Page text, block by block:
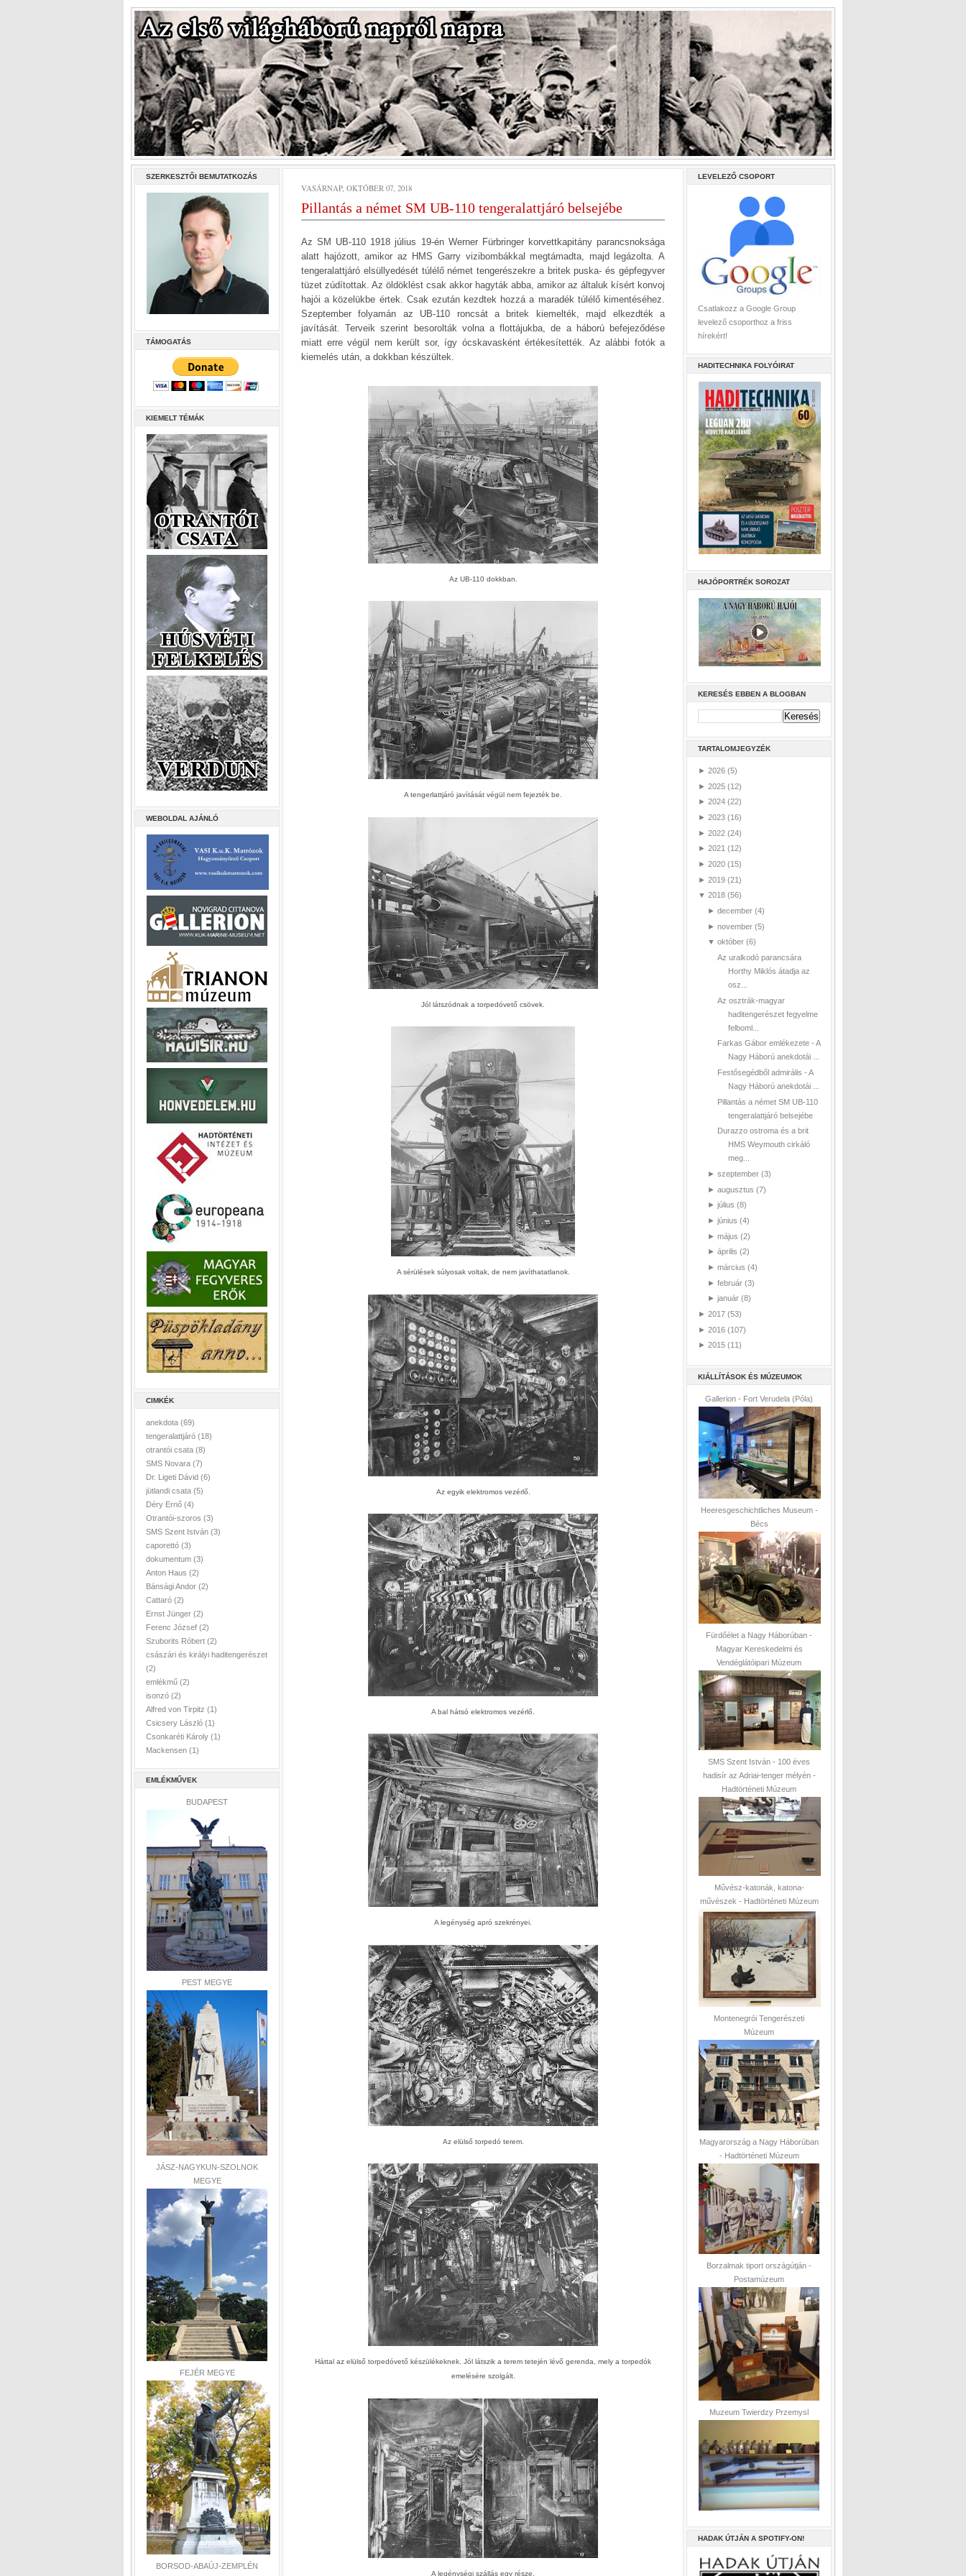
SZERKESZTŐI BEMUTATKOZÁS
TÁMOGATÁS
KIEMELT TÉMÁK
WEBOLDAL AJÁNLÓ
CIMKÉK
anekdota (69)
tengeralattjáró (18)
otrantói csata (8)
SMS Novara (7)
Dr. Ligeti Dávid (6)
jütlandi csata (5)
Déry Ernő (4)
Otrantói-szoros (3)
SMS Szent István (3)
caporettó (3)
dokumentum (3)
Anton Haus (2)
Bánsági Andor (2)
Cattaró (2)
Ernst Jünger (2)
Ferenc József (2)
Szuborits Róbert (2)
császári és királyi haditengerészet
(2)
emlékmű (2)
isonzó (2)
Alfred von Tirpitz (1)
Csicsery László (1)
Csonkaréti Károly (1)
Mackensen (1)
EMLÉKMŰVEK
BUDAPEST
PEST MEGYE
JÁSZ-NAGYKUN-SZOLNOK
MEGYE
FEJÉR MEGYE
BORSOD-ABAÚJ-ZEMPLÉN
VASÁRNAP, OKTÓBER 07, 2018
Pillantás a német SM UB-110 tengeralattjáró belsejébe
Az SM UB-110 1918 július 19-én Werner Fürbringer korvettkapitány parancsnoksága
alatt hajózott, amikor az HMS Garry vizibombákkal megtámadta, majd legázolta. A
tengeralattjáró elsüllyedését túlélő német tengerészekre a britek puska- és gépfegyver
tüzet zúdítottak. Az öldöklést csak akkor hagyták abba, amikor az általuk kísért konvoj
hajói a közelükbe értek. Csak ezután kezdtek hozzá a maradék túlélő kimentéséhez.
Szeptember folyamán az UB-110 roncsát a britek kiemelték, majd elkezdték a
javítását. Terveik szerint besorolták volna a flottájukba, de a háború befejeződése
miatt erre végül nem került sor, így ócskavasként értékesítették. Az alábbi fotók a
kiemelés után, a dokkban készültek.
Az UB-110 dokkban.
A tengerlattjáró javítását végül nem fejezték be.
Jól látszódnak a torpedóvető csövek.
A sérülések súlyosak voltak, de nem javíthatatlanok.
Az egyik elektromos vezérlő.
A bal hátsó elektromos vezérlő.
A legénység apró szekrényei.
Az elülső torpedó terem.
Háttal az elülső torpedóvető készülékeknek. Jól látszik a terem tetején lévő gerenda, mely a torpedók
emelésére szolgált.
A legénységi szállás egy része.
LEVELEZŐ CSOPORT
Csatlakozz a Google Group
levelező csoporthoz a friss
hírekért!
HADITECHNIKA FOLYÓIRAT
HAJÓPORTRÉK SOROZAT
KERESÉS EBBEN A BLOGBAN
TARTALOMJEGYZÉK
► 2026 (5)
► 2025 (12)
► 2024 (22)
► 2023 (16)
► 2022 (24)
► 2021 (12)
► 2020 (15)
► 2019 (21)
▼ 2018 (56)
► december (4)
► november (5)
▼ október (6)
Az uralkodó parancsára
Horthy Miklós átadja az
osz...
Az osztrák-magyar
haditengerészet fegyelme
felboml...
Farkas Gábor emlékezete - A
Nagy Háború anekdotái ...
Festősegédből admirális - A
Nagy Háború anekdotái ...
Pillantás a német SM UB-110
tengeralattjáró belsejébe
Durazzo ostroma és a brit
HMS Weymouth cirkáló
meg...
► szeptember (3)
► augusztus (7)
► július (8)
► június (4)
► május (2)
► április (2)
► március (4)
► február (3)
► január (8)
► 2017 (53)
► 2016 (107)
► 2015 (11)
KIÁLLÍTÁSOK ÉS MÚZEUMOK
Gallerion - Fort Verudela (Póla)
Heeresgeschichtliches Museum -
Bécs
Fürdőélet a Nagy Háborúban -
Magyar Kereskedelmi és
Vendéglátóipari Múzeum
SMS Szent István - 100 éves
hadisír az Adriai-tenger mélyén -
Hadtörténeti Múzeum
Művész-katonák, katona-
művészek - Hadtörténeti Múzeum
Montenegrói Tengerészeti
Múzeum
Magyarország a Nagy Háborúban
- Hadtörténeti Múzeum
Borzalmak tiport országútján -
Postamúzeum
Muzeum Twierdzy Przemysl
HADAK ÚTJÁN A SPOTIFY-ON!